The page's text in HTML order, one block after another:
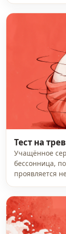
Тест на
Учащённое
бессонница,
проявляется